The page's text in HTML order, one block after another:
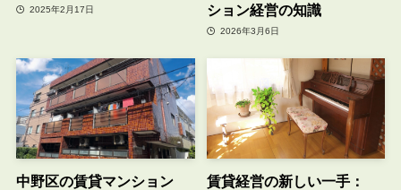
2025年2月17日
ション経営の知識
2026年3月6日
中野区の賃貸マンション
賃貸経営の新しい一手：